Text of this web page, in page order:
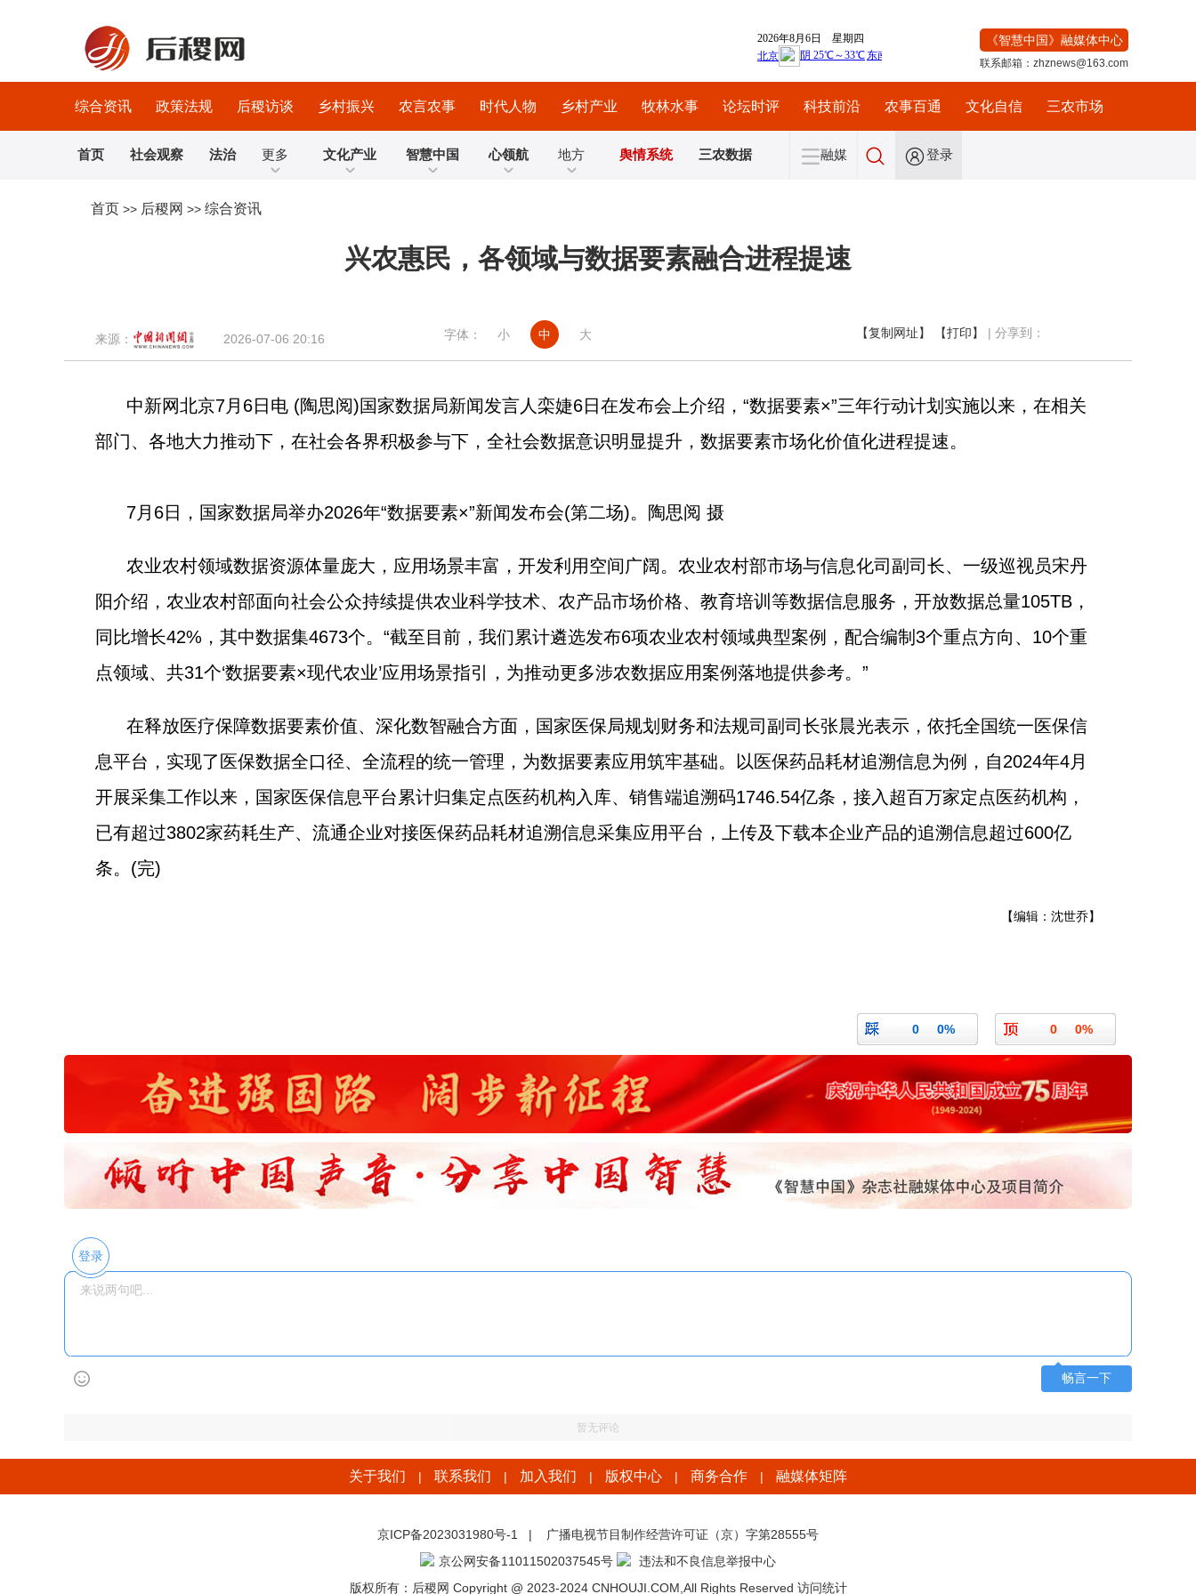
《智慧中国》融媒体中心
联系邮箱：zhznews@163.com
综合资讯 政策法规 后稷访谈 乡村振兴 农言农事 时代人物 乡村产业 牧林水事 论坛时评 科技前沿 农事百通 文化自信 三农市场
首页 社会观察 法治 更多 文化产业 智慧中国 心领航 地方 舆情系统 三农数据 融媒 登录
首页 >> 后稷网 >> 综合资讯
兴农惠民，各领域与数据要素融合进程提速
来源： 2026-07-06 20:16 字体： 小 中 大 【复制网址】 【打印】 | 分享到：
中新网北京7月6日电 (陶思阅)国家数据局新闻发言人栾婕6日在发布会上介绍，“数据要素×”三年行动计划实施以来，在相关
部门、各地大力推动下，在社会各界积极参与下，全社会数据意识明显提升，数据要素市场化价值化进程提速。
7月6日，国家数据局举办2026年“数据要素×”新闻发布会(第二场)。陶思阅 摄
农业农村领域数据资源体量庞大，应用场景丰富，开发利用空间广阔。农业农村部市场与信息化司副司长、一级巡视员宋丹
阳介绍，农业农村部面向社会公众持续提供农业科学技术、农产品市场价格、教育培训等数据信息服务，开放数据总量105TB，
同比增长42%，其中数据集4673个。“截至目前，我们累计遴选发布6项农业农村领域典型案例，配合编制3个重点方向、10个重
点领域、共31个‘数据要素×现代农业’应用场景指引，为推动更多涉农数据应用案例落地提供参考。”
在释放医疗保障数据要素价值、深化数智融合方面，国家医保局规划财务和法规司副司长张晨光表示，依托全国统一医保信
息平台，实现了医保数据全口径、全流程的统一管理，为数据要素应用筑牢基础。以医保药品耗材追溯信息为例，自2024年4月
开展采集工作以来，国家医保信息平台累计归集定点医药机构入库、销售端追溯码1746.54亿条，接入超百万家定点医药机构，
已有超过3802家药耗生产、流通企业对接医保药品耗材追溯信息采集应用平台，上传及下载本企业产品的追溯信息超过600亿
条。(完)
【编辑：沈世乔】
0 0%
0 0%
登录
畅言一下
暂无评论
关于我们 | 联系我们 | 加入我们 | 版权中心 | 商务合作 | 融媒体矩阵
京ICP备2023031980号-1 |
广播电视节目制作经营许可证（京）字第28555号
京公网安备11011502037545号
违法和不良信息举报中心
版权所有：后稷网 Copyright @ 2023-2024 CNHOUJI.COM,All Rights Reserved 访问统计